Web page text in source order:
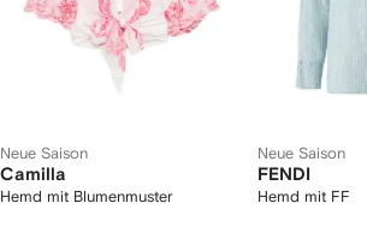
Neue Saison
Camilla
Hemd mit Blumenmuster
Neue Saison
FENDI
Hemd mit FF